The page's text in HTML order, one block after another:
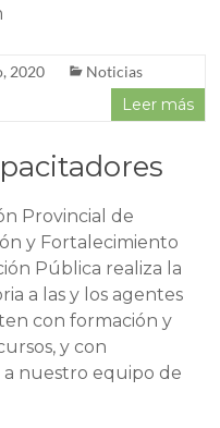
2020 Noticias
Leer más
Provincial de
y Fortalecimiento
Pública realiza la
a las y los agentes
con formación y
y con
a nuestro equipo de